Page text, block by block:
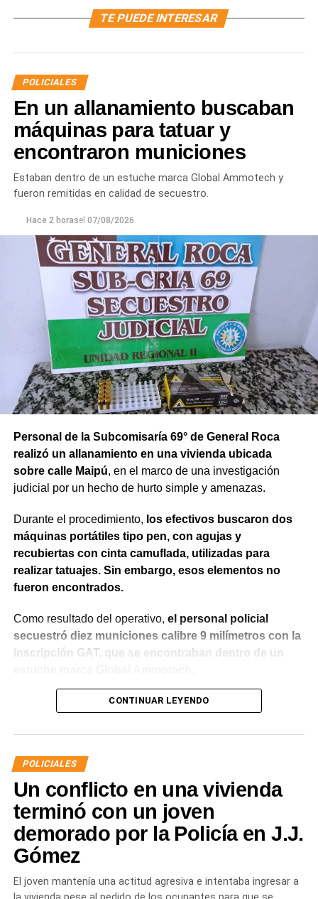
TE PUEDE INTERESAR
POLICIALES
En un allanamiento buscaban
máquinas para tatuar y
encontraron municiones
Estaban dentro de un estuche marca Global Ammotech y
fueron remitidas en calidad de secuestro.
Hace 2 horasel 07/08/2026
Personal de la Subcomisaría 69° de General Roca
realizó un allanamiento en una vivienda ubicada
sobre calle Maipú, en el marco de una investigación
judicial por un hecho de hurto simple y amenazas.
Durante el procedimiento, los efectivos buscaron dos
máquinas portátiles tipo pen, con agujas y
recubiertas con cinta camuflada, utilizadas para
realizar tatuajes. Sin embargo, esos elementos no
fueron encontrados.
Como resultado del operativo, el personal policial
secuestró diez municiones calibre 9 milímetros con la
inscripción GAT, que se encontraban dentro de un
Tras el hallazgo, se dio intervención a la Fiscalía N° 6,
calidad de secuestro y queden a disposición de la
CONTINUAR LEYENDO
POLICIALES
Un conflicto en una vivienda
terminó con un joven
demorado por la Policía en J.J.
Gómez
El joven mantenía una actitud agresiva e intentaba ingresar a